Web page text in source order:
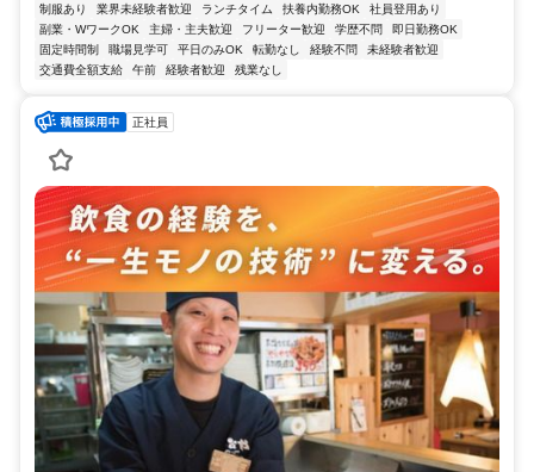
制服あり 業界未経験者歓迎 ランチタイム 扶養内勤務OK
社員登用あり
副業・WワークOK
主婦・主夫歓迎 フリーター歓迎 学歴不問
即日勤務OK
固定時間制
職場見学可 平日のみOK 転勤なし 経験不問
未経験者歓迎
交通費全額支給
午前 経験者歓迎 残業なし
正社員